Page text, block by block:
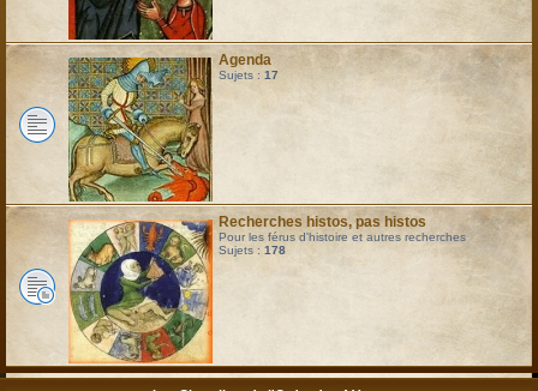
Agenda
Sujets : 17
Recherches histos, pas histos
Pour les férus d'histoire et autres recherches
Sujets : 178